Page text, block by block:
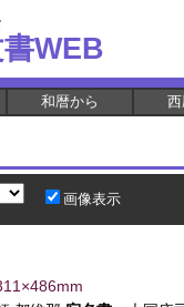
WEB
和暦から 西
画像表示